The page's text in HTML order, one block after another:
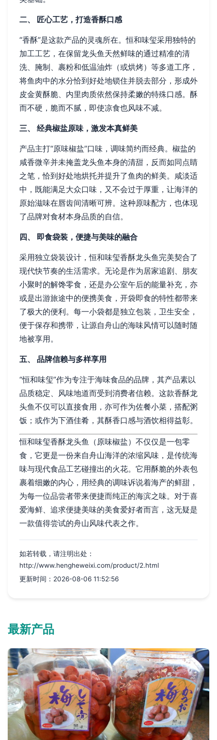
二、 匠心工艺，打造香酥口感
“香酥”是这款产品的灵魂所在。恒和味玺采用独特的
加工工艺，在保留龙头鱼天然鲜味的通过精准的清
洗、腌制、裹粉和低温油炸（或烘烤）等多道工序，
将鱼肉中的水分恰到好处地锁住并脱去部分，形成外
皮金黄酥脆、内里肉质依然保持柔嫩的特殊口感。酥
而不硬，脆而不腻，即使凉食也风味不减。
三、 经典椒盐原味，激发本真鲜美
产品主打“原味椒盐”口味，调味简约而经典。椒盐的
咸香微辛并未掩盖龙头鱼本身的清甜，反而如同点睛
之笔，恰到好处地烘托并提升了鱼肉的鲜美。咸淡适
中，既能满足大众口味，又不会过于厚重，让海洋的
原始滋味在唇齿间清晰可辨。这种原味配方，也体现
了品牌对食材本身品质的自信。
四、 即食袋装，便捷与美味的融合
采用独立袋装设计，恒和味玺香酥龙头鱼完美契合了
现代快节奏的生活需求。无论是作为居家追剧、朋友
小聚时的解馋零食，还是办公室午后的能量补充，亦
或是出游旅途中的便携美食，开袋即食的特性都带来
了极大的便利。每一小袋都是独立包装，卫生安全，
便于保存和携带，让源自舟山的海味风情可以随时随
地被享用。
五、 品牌信赖与多样享用
“恒和味玺”作为专注于海味食品的品牌，其产品素以
品质稳定、风味地道而受到消费者信赖。这款香酥龙
头鱼不仅可以直接食用，亦可作为佐餐小菜，搭配粥
饭；或作为下酒佳肴，其酥香口感与酒饮相得益彰。
恒和味玺香酥龙头鱼（原味椒盐）不仅仅是一包零
食，它更是一份来自舟山海洋的浓缩风味，是传统海
味与现代食品工艺碰撞出的火花。它用酥脆的外表包
裹着细嫩的内心，用经典的调味诉说着海产的鲜甜，
为每一位品尝者带来便捷而纯正的海滨之味。对于喜
爱海鲜、追求便捷美味的美食爱好者而言，这无疑是
一款值得尝试的舟山风味代表之作。
如若转载，请注明出处：
http://www.hengheweixi.com/product/2.html
更新时间：2026-08-06 11:52:56
最新产品